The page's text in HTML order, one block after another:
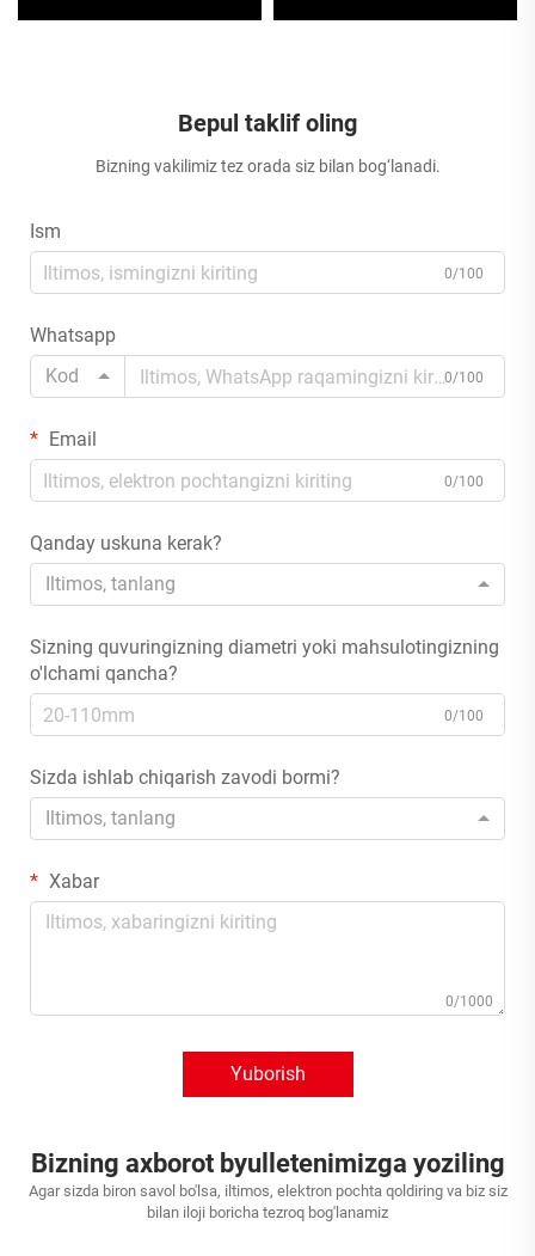
Bepul taklif oling
Bizning vakilimiz tez orada siz bilan bog‘lanadi.
Ism
0/100
Whatsapp
Kod
0/100
Email
0/100
Qanday uskuna kerak?
Iltimos, tanlang
Sizning quvuringizning diametri yoki mahsulotingizning
o'lchami qancha?
0/100
Sizda ishlab chiqarish zavodi bormi?
Iltimos, tanlang
Xabar
0/1000
Yuborish
Bizning axborot byulletenimizga yoziling
Agar sizda biron savol bo'lsa, iltimos, elektron pochta qoldiring va biz siz
bilan iloji boricha tezroq bog'lanamiz